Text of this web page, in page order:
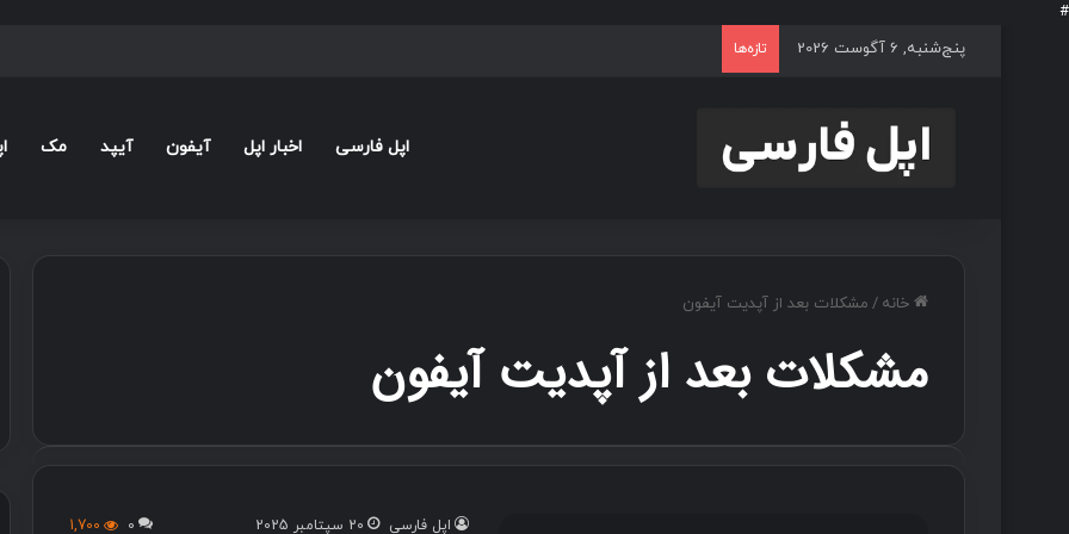
#
پنج‌شنبه, 6 آگوست 2026
تازه‌ها
اپل فارسی اخبار اپل آیفون آیپد مک
خانه / مشکلات بعد از آپدیت آیفون
مشکلات بعد از آپدیت آیفون
اپل فارسی 20 سپتامبر 2025 0
1,700